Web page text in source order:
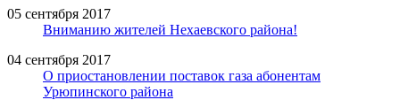
05 сентября 2017
Вниманию жителей Нехаевского района!
04 сентября 2017
О приостановлении поставок газа абонентам
Урюпинского района